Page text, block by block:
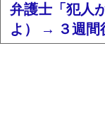
弁護士「犯人
よ） → ３週間